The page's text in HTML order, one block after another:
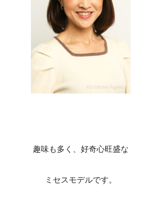
趣味も多く、好奇心旺盛な
ミセスモデルです。